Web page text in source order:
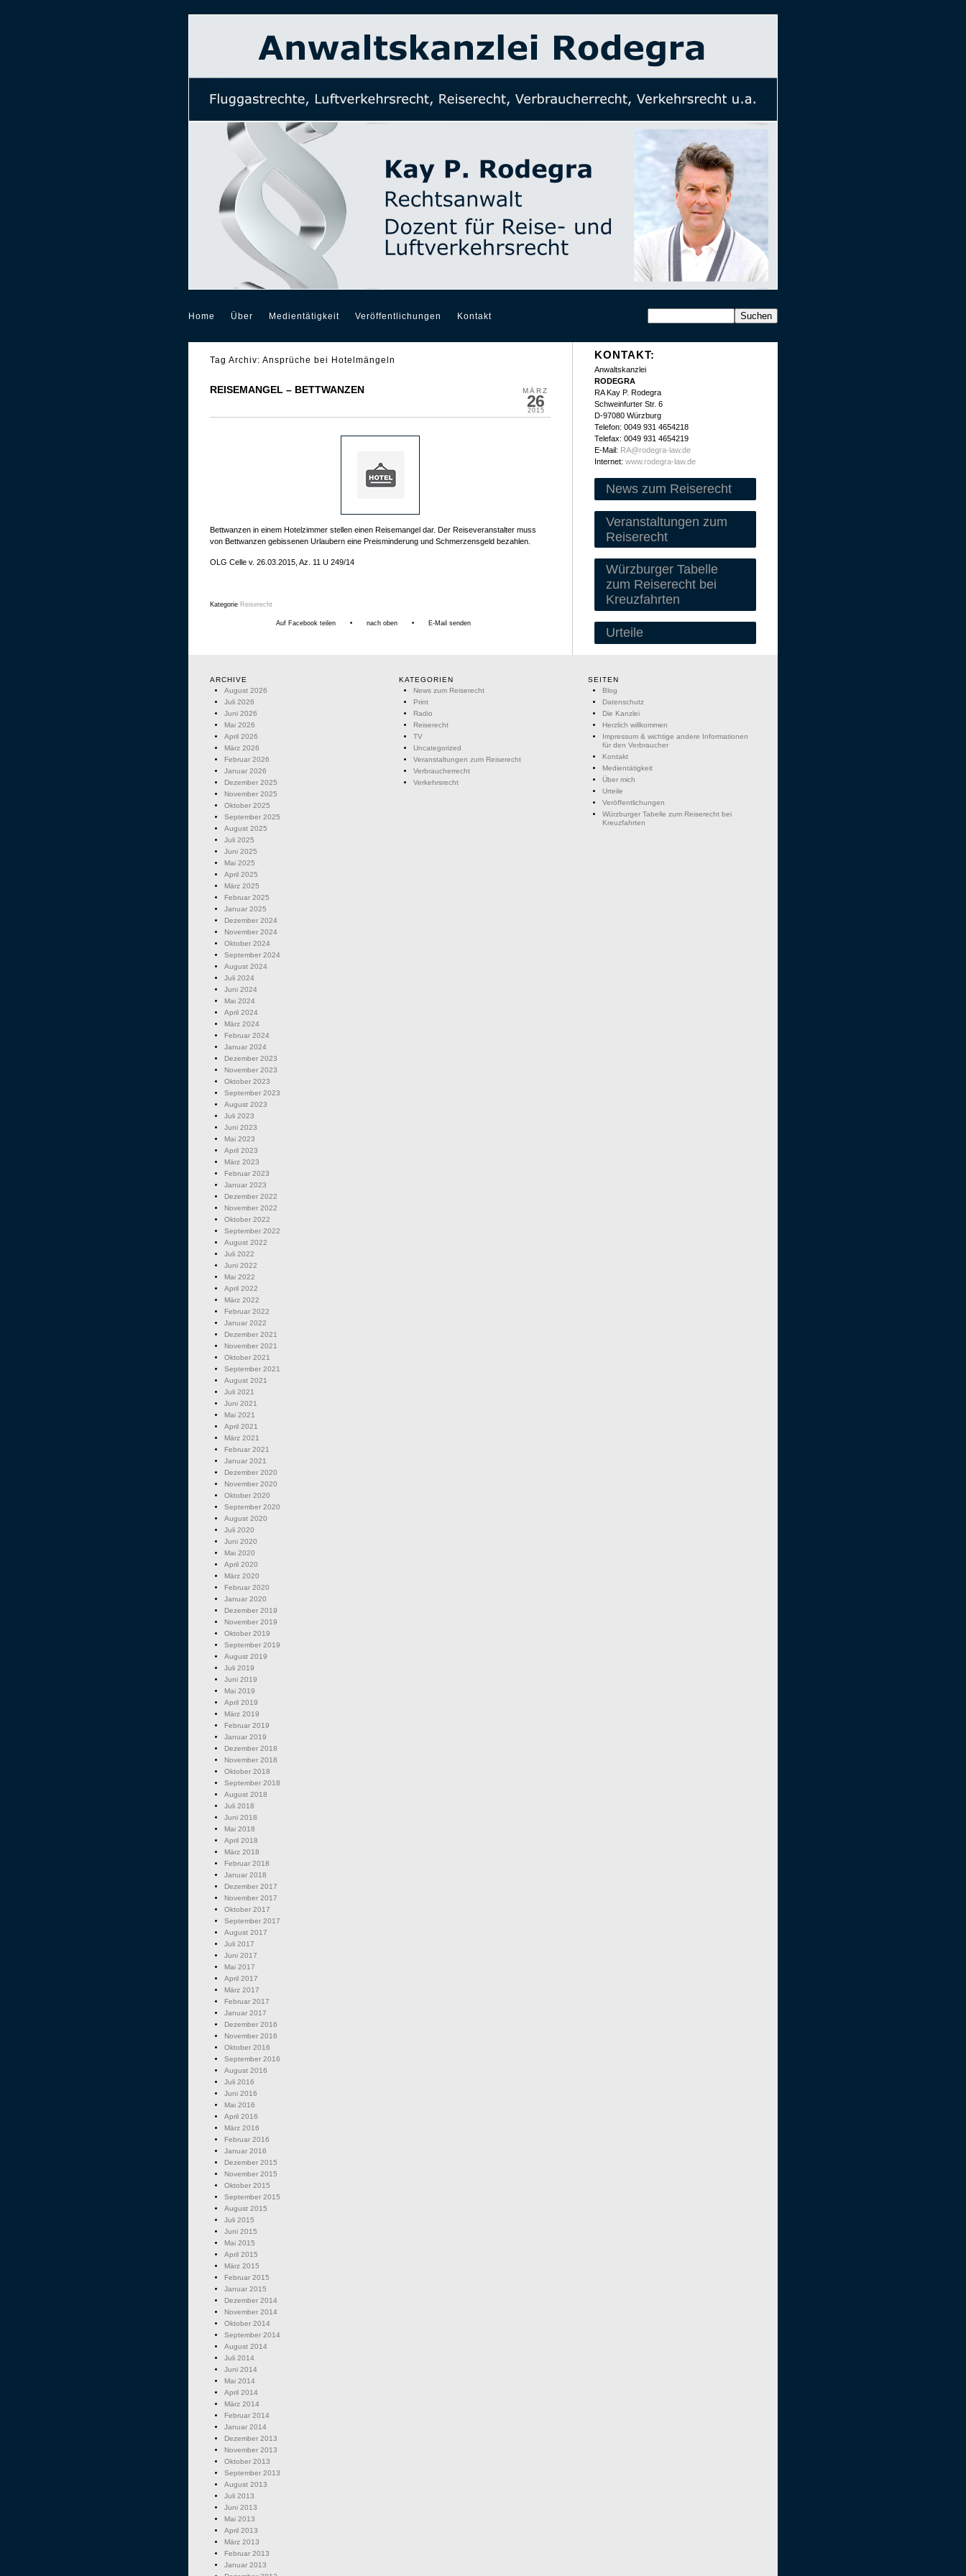
Home Über Medientätigkeit Veröffentlichungen Kontakt
Tag Archiv: Ansprüche bei Hotelmängeln
MÄRZ
26
2015
REISEMANGEL – BETTWANZEN
Bettwanzen in einem Hotelzimmer stellen einen Reisemangel dar. Der Reiseveranstalter muss
von Bettwanzen gebissenen Urlaubern eine Preisminderung und Schmerzensgeld bezahlen.
OLG Celle v. 26.03.2015, Az. 11 U 249/14
Kategorie Reiserecht
Auf Facebook teilen • nach oben • E-Mail senden
KONTAKT:
Anwaltskanzlei
RODEGRA
RA Kay P. Rodegra
Schweinfurter Str. 6
D-97080 Würzburg
Telefon: 0049 931 4654218
Telefax: 0049 931 4654219
E-Mail: RA@rodegra-law.de
Internet: www.rodegra-law.de
News zum Reiserecht
Veranstaltungen zum
Reiserecht
Würzburger Tabelle
zum Reiserecht bei
Kreuzfahrten
Urteile
ARCHIVE
August 2026
Juli 2026
Juni 2026
Mai 2026
April 2026
März 2026
Februar 2026
Januar 2026
Dezember 2025
November 2025
Oktober 2025
September 2025
August 2025
Juli 2025
Juni 2025
Mai 2025
April 2025
März 2025
Februar 2025
Januar 2025
Dezember 2024
November 2024
Oktober 2024
September 2024
August 2024
Juli 2024
Juni 2024
Mai 2024
April 2024
März 2024
Februar 2024
Januar 2024
Dezember 2023
November 2023
Oktober 2023
September 2023
August 2023
Juli 2023
Juni 2023
Mai 2023
April 2023
März 2023
Februar 2023
Januar 2023
Dezember 2022
November 2022
Oktober 2022
September 2022
August 2022
Juli 2022
Juni 2022
Mai 2022
April 2022
März 2022
Februar 2022
Januar 2022
Dezember 2021
November 2021
Oktober 2021
September 2021
August 2021
Juli 2021
Juni 2021
Mai 2021
April 2021
März 2021
Februar 2021
Januar 2021
Dezember 2020
November 2020
Oktober 2020
September 2020
August 2020
Juli 2020
Juni 2020
Mai 2020
April 2020
März 2020
Februar 2020
Januar 2020
Dezember 2019
November 2019
Oktober 2019
September 2019
August 2019
Juli 2019
Juni 2019
Mai 2019
April 2019
März 2019
Februar 2019
Januar 2019
Dezember 2018
November 2018
Oktober 2018
September 2018
August 2018
Juli 2018
Juni 2018
Mai 2018
April 2018
März 2018
Februar 2018
Januar 2018
Dezember 2017
November 2017
Oktober 2017
September 2017
August 2017
Juli 2017
Juni 2017
Mai 2017
April 2017
März 2017
Februar 2017
Januar 2017
Dezember 2016
November 2016
Oktober 2016
September 2016
August 2016
Juli 2016
Juni 2016
Mai 2016
April 2016
März 2016
Februar 2016
Januar 2016
Dezember 2015
November 2015
Oktober 2015
September 2015
August 2015
Juli 2015
Juni 2015
Mai 2015
April 2015
März 2015
Februar 2015
Januar 2015
Dezember 2014
November 2014
Oktober 2014
September 2014
August 2014
Juli 2014
Juni 2014
Mai 2014
April 2014
März 2014
Februar 2014
Januar 2014
Dezember 2013
November 2013
Oktober 2013
September 2013
August 2013
Juli 2013
Juni 2013
Mai 2013
April 2013
März 2013
Februar 2013
Januar 2013
KATEGORIEN
News zum Reiserecht
Print
Radio
Reiserecht
TV
Uncategorized
Veranstaltungen zum Reiserecht
Verbraucherrecht
Verkehrsrecht
SEITEN
Blog
Datenschutz
Die Kanzlei
Herzlich willkommen
Impressum & wichtige andere Informationen
für den Verbraucher
Kontakt
Medientätigkeit
Über mich
Urteile
Veröffentlichungen
Würzburger Tabelle zum Reiserecht bei
Kreuzfahrten